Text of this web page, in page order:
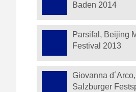
Baden 2014
Parsifal, Beijing
Festival 2013
Giovanna d´Arco,
Salzburger